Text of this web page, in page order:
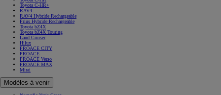
Toyota C-HR+
RAV4
RAV4 Hybride Rechargeable
Prius Hybride Rechargeable
Toyota bZ4X
Toyota bZ4X Touring
Land Cruiser
Hilux
PROACE CITY
PROACE
PROACE Verso
PROACE MAX
Mirai
Modèles à venir